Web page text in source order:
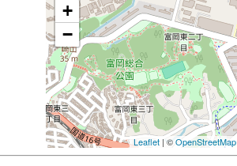
+
−
Leaflet | ©OpenStreetMap